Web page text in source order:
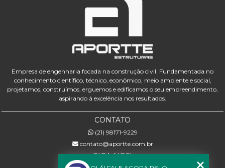
Empresa de engenharia focada na construção civil. Fundamentada no
conhecimento científico, técnico, econômico, meio ambiente e social,
projetamos, construímos, erguemos e edificamos o seu empreendimento,
aspirando à excelência nos resultados.
CONTATO
(21) 98171-9229
contato@aportte.com.br
SIGA-NOS!